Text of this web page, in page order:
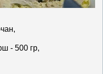
- 500 гр,